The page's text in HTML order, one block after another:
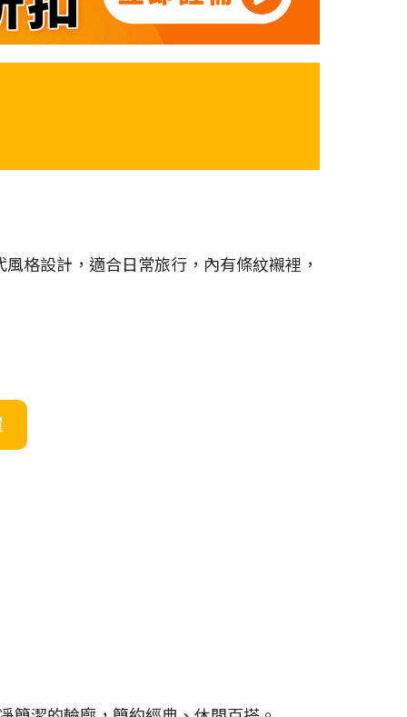
格設計，適合日常旅行，內有條紋襯裡，